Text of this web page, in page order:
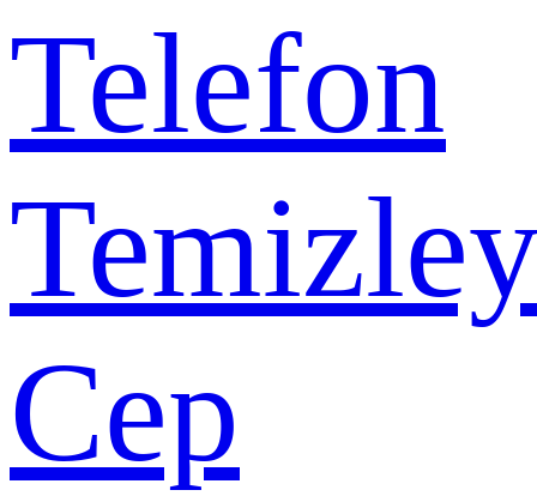
Telefon
Cep